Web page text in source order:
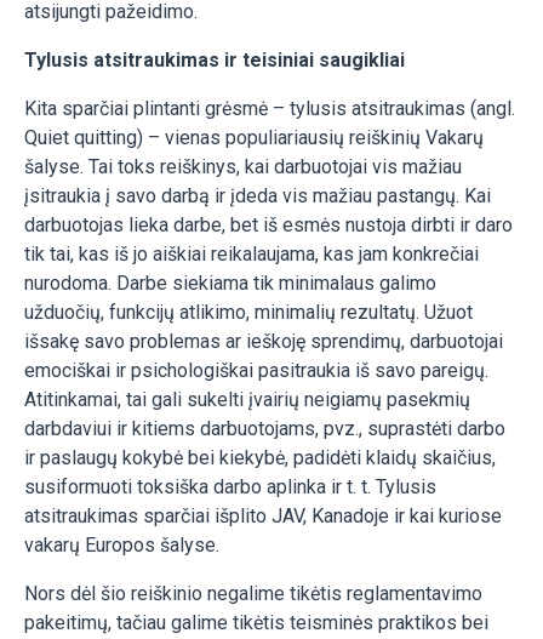
atsijungti pažeidimo.
Tylusis atsitraukimas ir teisiniai saugikliai
Kita sparčiai plintanti grėsmė – tylusis atsitraukimas (angl.
Quiet quitting) – vienas populiariausių reiškinių Vakarų
šalyse. Tai toks reiškinys, kai darbuotojai vis mažiau
įsitraukia į savo darbą ir įdeda vis mažiau pastangų. Kai
darbuotojas lieka darbe, bet iš esmės nustoja dirbti ir daro
tik tai, kas iš jo aiškiai reikalaujama, kas jam konkrečiai
nurodoma. Darbe siekiama tik minimalaus galimo
užduočių, funkcijų atlikimo, minimalių rezultatų. Užuot
išsakę savo problemas ar ieškoję sprendimų, darbuotojai
emociškai ir psichologiškai pasitraukia iš savo pareigų.
Atitinkamai, tai gali sukelti įvairių neigiamų pasekmių
darbdaviui ir kitiems darbuotojams, pvz., suprastėti darbo
ir paslaugų kokybė bei kiekybė, padidėti klaidų skaičius,
susiformuoti toksiška darbo aplinka ir t. t. Tylusis
atsitraukimas sparčiai išplito JAV, Kanadoje ir kai kuriose
vakarų Europos šalyse.
Nors dėl šio reiškinio negalime tikėtis reglamentavimo
pakeitimų, tačiau galime tikėtis teisminės praktikos bei